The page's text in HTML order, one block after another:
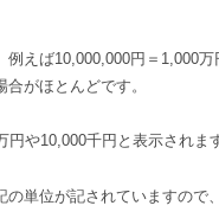
例えば10,000,000円＝1,000
がほとんどです。
円や10,000千円と表示されま
の単位が記されていますので